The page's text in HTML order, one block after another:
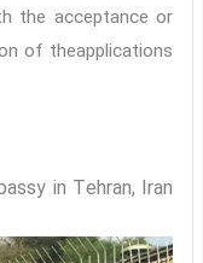
the acceptance or
of theapplications.
in Tehran, Iran